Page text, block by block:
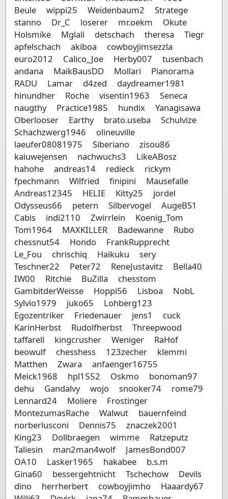
Beule
wippi25 Weidenbaum2
Stratege
stanno
Dr_C loserer mr.oekm
Okute
Holsmike
Mglali detschach theresa
Tiegr
apfelschach
akiboa
cowboyjimsezzla
euro2012
Calico_Joe Herby007
tusenbach
andana
MaikBausDD Mollari
Pianorama
RADU
Lamar d4zed
daydreamer1981
hinundher
Roche visentin1963
Seneca
naugthy
Practice1985 hundix
Yanagisawa
Oberlooser
Earthy brato.useba
Schulvize
Schachzwerg1946
olineuville
laeufer08081975
Siberiano
zisou86
kaiuwejensen
nachwuchs3
LikeABosz
hahohe
andreas14 redieck
rickym
fpechmann
Wilfried finipini
Mausefalle
Andreas12345
HELIE Kitty25
jordel
Odysseus66
petern Silbervogel
AugeBS1
Cabis
indi2110 Zwirrlein
Koenig_Tom
Tom1964
MAXKILLER Badewanne
Rubo
chessnut54
Hondo
FrankRupprecht
Le_Fou
chrischiq Haikuku
sery
Teschner22
Peter72 ReneJustavitz
Bella40
IW00
Ritchie BuZilla
chesstom
GambitderWeisse
Hoppi56 Lisboa
NobL
Sylvio1979
juko65
Lohberg123
Egozentriker
Friedenauer jens1
cuck
KarinHerbst
Rudolfherbst
Threepwood
taffarell
kingcrusher Weniger
RaHof
beowulf
chesshess 123zecher
klemmi
Matthen
Zwara
anfaenger16755
Meick1968
hpl1552 Oskmo
bonoman97
dehu
Gandalvy wojo snooker74
rome79
Lennard24
Moliere
Frostinger
MontezumasRache
Walwut
bauernfeind
norberlusconi
Dennis75
znaczek2001
King23
Dollbraegen wimme
Ratzeputz
Taliesin
man2man4wolf
JamesBond007
OA10
Lasker1965 hakabee
b.s.m
Gina60
bessergehtnicht Tschechow
Devils
dino
herrherbert cowboyjimho
Haaardy67